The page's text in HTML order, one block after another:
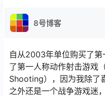
8号博客
自从2003年单位购买了
了第一人称动作射击游戏
Shooting），因为我除了
之外还是一个战争游戏迷